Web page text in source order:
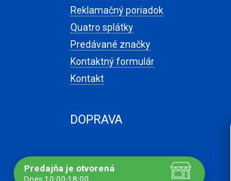
Reklamačný poriadok
Quatro splátky
Predávané značky
Kontaktný formulár
Kontakt
DOPRAVA
Predajňa je otvorená
Dnes 10:00-18:00